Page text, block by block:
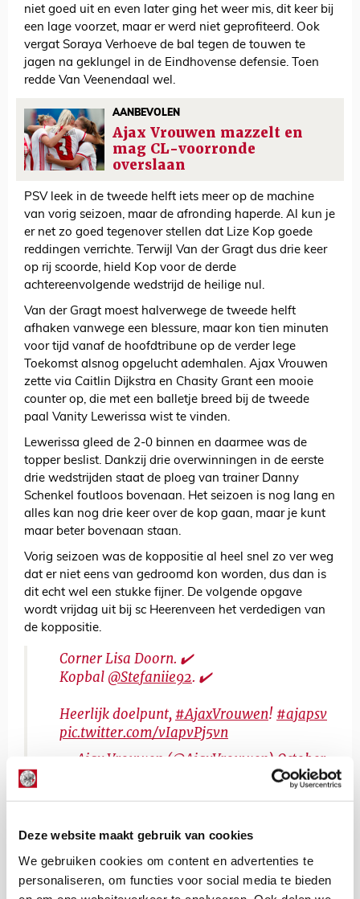
Deze website maakt gebruik van cookies
We gebruiken cookies om content en advertenties te
personaliseren, om functies voor social media te bieden
niet goed uit en even later ging het weer mis, dit keer bij
een lage voorzet, maar er werd niet geprofiteerd. Ook
vergat Soraya Verhoeve de bal tegen de touwen te
jagen na geklungel in de Eindhovense defensie. Toen
redde Van Veenendaal wel.
AANBEVOLEN
Ajax Vrouwen mazzelt en
mag CL-voorronde
overslaan
PSV leek in de tweede helft iets meer op de machine
van vorig seizoen, maar de afronding haperde. Al kun je
er net zo goed tegenover stellen dat Lize Kop goede
reddingen verrichte. Terwijl Van der Gragt dus drie keer
op rij scoorde, hield Kop voor de derde
achtereenvolgende wedstrijd de heilige nul.
Van der Gragt moest halverwege de tweede helft
afhaken vanwege een blessure, maar kon tien minuten
voor tijd vanaf de hoofdtribune op de verder lege
Toekomst alsnog opgelucht ademhalen. Ajax Vrouwen
zette via Caitlin Dijkstra en Chasity Grant een mooie
counter op, die met een balletje breed bij de tweede
paal Vanity Lewerissa wist te vinden.
Lewerissa gleed de 2-0 binnen en daarmee was de
topper beslist. Dankzij drie overwinningen in de eerste
drie wedstrijden staat de ploeg van trainer Danny
Schenkel foutloos bovenaan. Het seizoen is nog lang en
alles kan nog drie keer over de kop gaan, maar je kunt
maar beter bovenaan staan.
Vorig seizoen was de koppositie al heel snel zo ver weg
dat er niet eens van gedroomd kon worden, dus dan is
dit echt wel een stukke fijner. De volgende opgave
wordt vrijdag uit bij sc Heerenveen het verdedigen van
de koppositie.
Corner Lisa Doorn. ✔️
Kopbal @Stefaniie92. ✔️
Heerlijk doelpunt, #AjaxVrouwen! #ajapsv
pic.twitter.com/vIapvPj5vn
— Ajax Vrouwen (@AjaxVrouwen) October
De Redactie